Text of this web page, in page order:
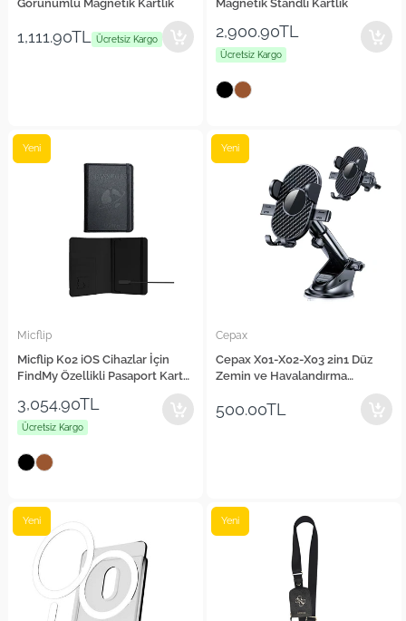
Görünümlü Magnetik Kartlık
1,111.90TL Ücretsiz Kargo
Magnetik Standlı Kartlık
2,900.90TL
Ücretsiz Kargo
Micflip
Micflip K02 iOS Cihazlar İçin
FindMy Özellikli Pasaport Kart
ve Sim Bölmeli Mikrofiber Deri
Cüzdan
Yeni
3,054.90TL
Ücretsiz Kargo
Cepax
Cepax X01-X02-X03 2in1 Düz
Zemin ve Havalandırma
Tasarımlı Araç Telefon Tutucu
Yeni
500.00TL
Yeni Yeni